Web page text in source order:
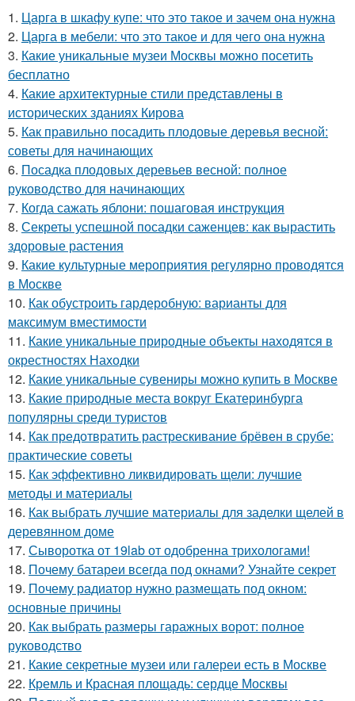
1. Царга в шкафу купе: что это такое и зачем она нужна
2. Царга в мебели: что это такое и для чего она нужна
3. Какие уникальные музеи Москвы можно посетить
бесплатно
4. Какие архитектурные стили представлены в
исторических зданиях Кирова
5. Как правильно посадить плодовые деревья весной:
советы для начинающих
6. Посадка плодовых деревьев весной: полное
руководство для начинающих
7. Когда сажать яблони: пошаговая инструкция
8. Секреты успешной посадки саженцев: как вырастить
здоровые растения
9. Какие культурные мероприятия регулярно проводятся
в Москве
10. Как обустроить гардеробную: варианты для
максимум вместимости
11. Какие уникальные природные объекты находятся в
окрестностях Находки
12. Какие уникальные сувениры можно купить в Москве
13. Какие природные места вокруг Екатеринбурга
популярны среди туристов
14. Как предотвратить растрескивание брёвен в срубе:
практические советы
15. Как эффективно ликвидировать щели: лучшие
методы и материалы
16. Как выбрать лучшие материалы для заделки щелей в
деревянном доме
17. Сыворотка от 19lab от одобренна трихологами!
18. Почему батареи всегда под окнами? Узнайте секрет
19. Почему радиатор нужно размещать под окном:
основные причины
20. Как выбрать размеры гаражных ворот: полное
руководство
21. Какие секретные музеи или галереи есть в Москве
22. Кремль и Красная площадь: сердце Москвы